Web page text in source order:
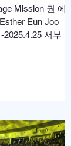
Mission 권 에스
Eun Joo
서부 아
를 열었다. 선교사
회를 섬기며 청소